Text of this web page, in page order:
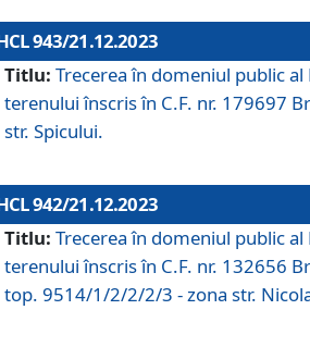
943/21.12.2023
Titlu: Trecerea în domeniul public
terenului înscris în C.F. nr. 179697
str. Spicului.
942/21.12.2023
Titlu: Trecerea în domeniul public
terenului înscris în C.F. nr. 132656
top. 9514/1/2/2/2/3 - zona str.